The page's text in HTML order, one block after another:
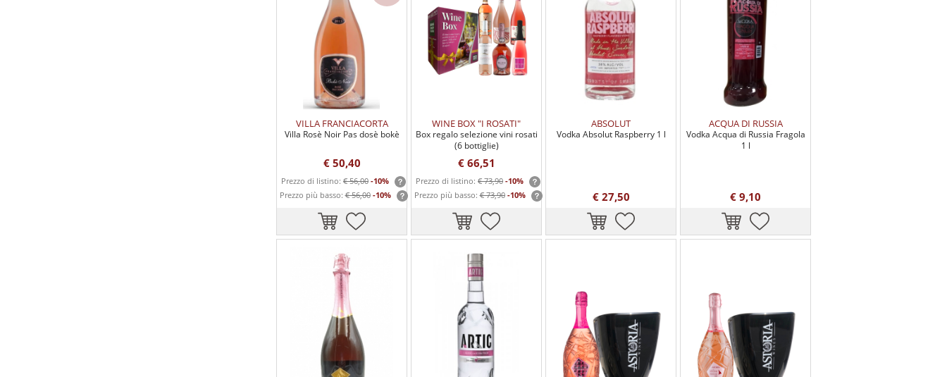
VILLA FRANCIACORTA
Villa Rosè Noir Pas dosè bokè
€ 50,40
Prezzo di listino: € 56,00 -10%
Prezzo più basso:€ 56,00 -10%
WINE BOX "I ROSATI"
Box regalo selezione vini rosati
(6 bottiglie)
€ 66,51
Prezzo di listino: € 73,90 -10%
Prezzo più basso:€ 73,90 -10%
ABSOLUT
Vodka Absolut Raspberry 1 l
€ 27,50
ACQUA DI RUSSIA
Vodka Acqua di Russia Fragola
1 l
€ 9,10